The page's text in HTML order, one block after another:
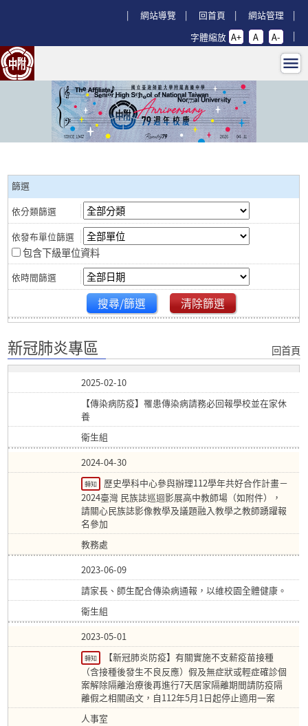
網站導覽
回首頁
網站管理
字體縮放 A+ A A-
新冠肺炎專區 - 回師大附中首頁
:::
篩選
包含下級單位資料
搜尋/篩選 清除篩選
新冠肺炎專區 回首頁
2025-02-10
【傳染病防疫】罹患傳染病請務必回報學校並在家休
養
衛生組
2024-04-30
轉知
歷史學科中心參與辦理112學年共好合作計畫－
2024臺灣 民族誌巡迴影展高中教師場（如附件），
請關心民族誌影像教學及議題融入教學之教師踴躍報
名參加
教務處
2023-06-09
請家長、師生配合傳染病通報，以維校園全體健康。
衛生組
2023-05-01
轉知
【新冠肺炎防疫】有關實施不支薪疫苗接種
（含接種後發生不良反應）假及無症狀或輕症確診個
案解除隔離治療後再進行7天居家隔離期間請防疫隔
離假之相關函文，自112年5月1日起停止適用一案
人事室